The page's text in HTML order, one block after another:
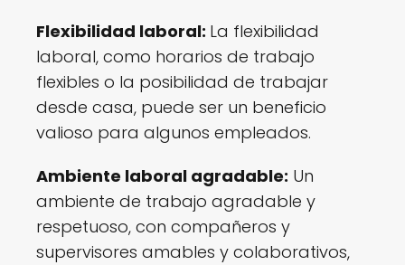
Flexibilidad laboral: La flexibilidad
laboral, como horarios de trabajo
flexibles o la posibilidad de trabajar
desde casa, puede ser un beneficio
valioso para algunos empleados.
Ambiente laboral agradable: Un
ambiente de trabajo agradable y
respetuoso, con compañeros y
supervisores amables y colaborativos,